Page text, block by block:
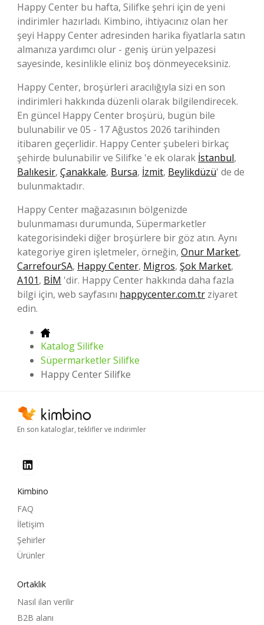
Happy Center bu hafta, Silifke şehri için de yeni
indirimler hazırladı. Kimbino, ihtiyacınız olan her
şeyi Happy Center adresinden harika fiyatlarla satın
almanıza yardımcı olur - geniş ürün yelpazesi
sayesinde, kesinlikle eliniz boş dönmeyeceksiniz.
Happy Center, broşürleri aracılığıyla sizi en son
indirimleri hakkında düzenli olarak bilgilendirecek.
En güncel Happy Center broşürü, bugün bile
bulunabilir ve 05 - 17 Ağustos 2026 tarihinden
itibaren geçerlidir. Happy Center şubeleri birkaç
şehirde bulunabilir ve Silifke 'e ek olarak İstanbul,
Balıkesir, Çanakkale, Bursa, İzmit, Beylikdüzü' de de
bulunmaktadır.
Happy Center mağazasının bölgenizde
bulunmaması durumunda, Süpermarketler
kategorisindeki diğer broşürlere bir göz atın. Aynı
kategoriye giren işletmeler, örneğin, Onur Market,
CarrefourSA, Happy Center, Migros, Şok Market,
A101, BİM 'dir. Happy Center hakkında daha fazla
bilgi için, web sayfasını happycenter.com.tr ziyaret
edin.
Katalog Silifke
Süpermarketler Silifke
Happy Center Silifke
En son kataloglar, teklifler ve indirimler
Kimbino
FAQ
İletişim
Şehirler
Ürünler
Ortaklık
Nasıl ilan verilir
B2B alanı